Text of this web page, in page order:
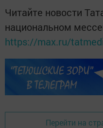
Читайте новости
национальном
https://max.ru/
Перейти на